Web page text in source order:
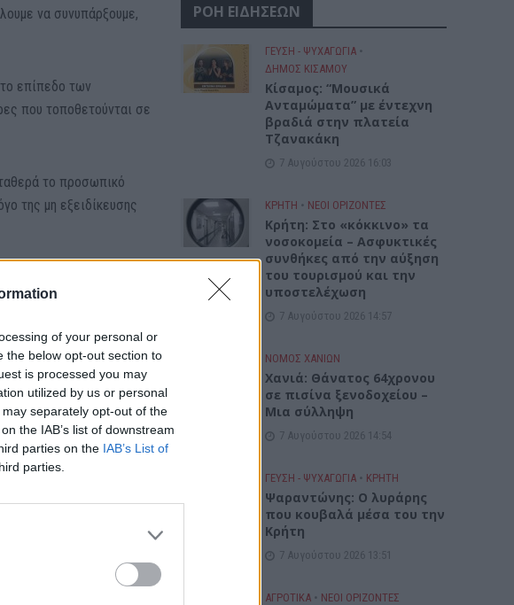
of your personal or
the below opt-out section to
is processed you may
utilized by us or personal
separately opt-out of the
the IAB’s list of downstream
parties on the IAB’s List of
parties.
να συνυπάρξουμε,
επίπεδο των
που τοποθετούνται σε
το προσωπικό
της μη εξειδίκευσης
κ. Μανώλης
φέτος, χωρίς να
να χτυπάνε
το προσωπικό. Υπάρχει
διενέργεια των
του τουριστικού
και η διεκδίκηση
εναπομείναντες
στο χώρο.
ΡΟΗ ΕΙΔΗΣΕΩΝ
ΓΕΎΣΗ - ΨΥΧΑΓΩΓΊΑ •
ΔΉΜΟΣ ΚΙΣΆΜΟΥ
Κίσαμος: “Μουσικά
Ανταμώματα” με έντεχνη
βραδιά στην πλατεία
Τζανακάκη
7 Αυγούστου 2026 16:03
ΚΡΗΤΗ • ΝΕΟΙ ΟΡΙΖΟΝΤΕΣ
Κρήτη: Στο «κόκκινο» τα
νοσοκομεία – Ασφυκτικές
συνθήκες από την αύξηση
του τουρισμού και την
υποστελέχωση
7 Αυγούστου 2026 14:57
ΝΟΜΌΣ ΧΑΝΊΩΝ
Χανιά: Θάνατος 64χρονου
σε πισίνα ξενοδοχείου –
Μια σύλληψη
7 Αυγούστου 2026 14:54
ΓΕΎΣΗ - ΨΥΧΑΓΩΓΊΑ • ΚΡΗΤΗ
Ψαραντώνης: Ο λυράρης
που κουβαλά μέσα του την
Κρήτη
7 Αυγούστου 2026 13:51
ΑΓΡΟΤΙΚΑ • ΝΕΟΙ ΟΡΙΖΟΝΤΕΣ